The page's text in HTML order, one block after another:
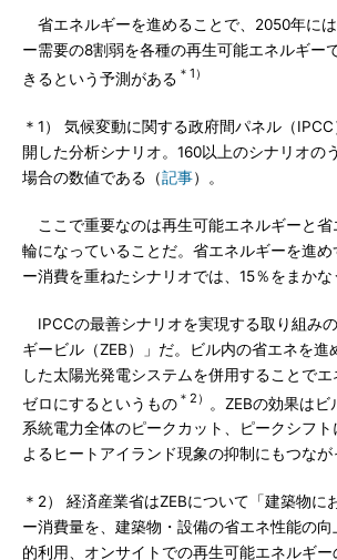
省エネルギーを進めることで、2050年に
ー需要の8割弱を各種の再生可能エネルギー
きるという予測がある ＊1）
＊1） 気候変動に関する政府間パネル（
開した分析シナリオ。160以上のシナリオの
場合の数値である（記事）。
ここで重要なのは再生可能エネルギーと省
輪になっていることだ。省エネルギーを進
ー消費を重ねたシナリオでは、15％をまかな
IPCCの最善シナリオを実現する取り組み
ギービル（ZEB）」だ。ビル内の省エネを進
した太陽光発電システムを併用することで
ゼロにするというもの ＊2）
。ZEBの効果は
系統電力全体のピークカット、ピークシフ
よるヒートアイランド現象の抑制にもつなが
＊2） 経済産業省はZEBについて「建築物に
ー消費量を、建築物・設備の省エネ性能の
的利用、オンサイトでの再生可能エネルギ